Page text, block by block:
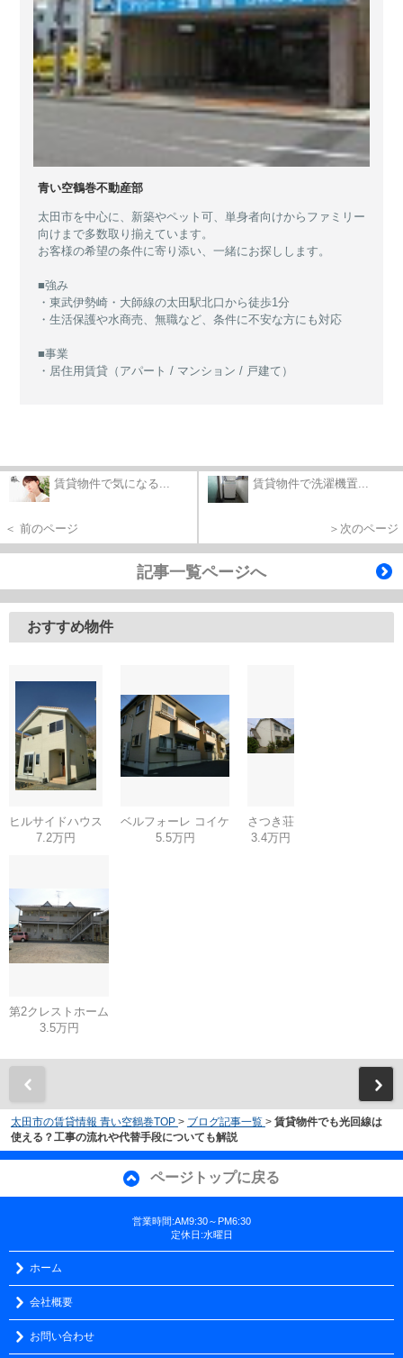
青い空鶴巻不動産部
太田市を中心に、新築やペット可、単身者向けからファミリー
向けまで多数取り揃えています。
お客様の希望の条件に寄り添い、一緒にお探しします。
■強み
・東武伊勢崎・大師線の太田駅北口から徒歩1分
・生活保護や水商売、無職など、条件に不安な方にも対応
■事業
・居住用賃貸（アパート / マンション / 戸建て）
賃貸物件で気になる...
＜ 前のページ
賃貸物件で洗濯機置...
＞次のページ
記事一覧ページへ
おすすめ物件
ヒルサイドハウス
7.2万円
ベルフォーレ コイケ
5.5万円
さつき荘
3.4万円
第2クレストホーム
3.5万円
太田市の賃貸情報 青い空鶴巻TOP > ブログ記事一覧 > 賃貸物件でも光回線は
使える？工事の流れや代替手段についても解説
ページトップに戻る
営業時間:AM9:30～PM6:30
定休日:水曜日
ホーム
会社概要
お問い合わせ